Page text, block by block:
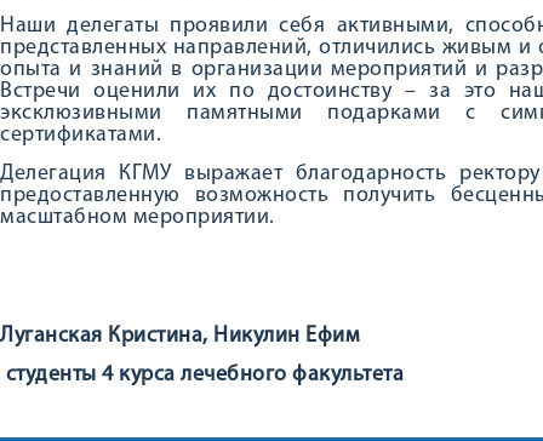
Наши делегаты проявили себя активными,
представленных направлений, отличились живым
опыта и знаний в организации мероприятий и
Встречи оценили их по достоинству – за это
эксклюзивными памятными подарками с
сертификатами.
Делегация КГМУ выражает благодарность
предоставленную возможность получить
масштабном мероприятии.
Луганская Кристина, Никулин Ефим
студенты 4 курса лечебного факультета